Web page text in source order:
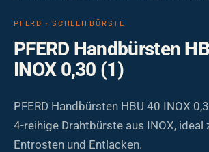
PFERD · SCHLEIFBÜRSTE
PFERD Handbürsten
INOX 0,30 (1)
PFERD Handbürsten HBU 40 INOX
4-reihige Drahtbürste aus INOX, ideal
Entrosten und Entlacken.